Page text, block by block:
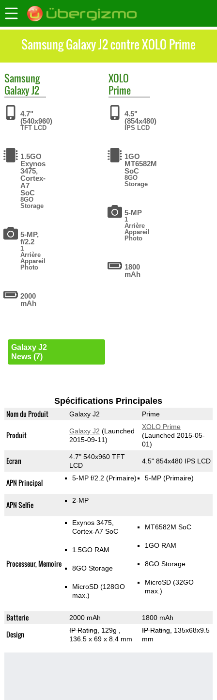
Samsung Galaxy J2 contre XOLO Prime
Samsung
Galaxy J2
4.7"
(540x960)
TFT LCD
1.5GO
Exynos
3475,
Cortex-
A7
SoC
8GO
Storage
5-MP,
f/2.2
1
Arrière
Appareil
Photo
2000
mAh
Galaxy J2
News (7)
XOLO
Prime
4.5"
(854x480)
IPS LCD
1GO
MT6582M
SoC
8GO
Storage
5-MP
1
Arrière
Appareil
Photo
1800
mAh
Spécifications Principales
Nom du Produit Galaxy J2 Prime
Produit Galaxy J2 (Launched
2015-09-11)
XOLO Prime
(Launched 2015-05-
01)
Ecran
4.7" 540x960 TFT
LCD
4.5" 854x480 IPS LCD
APN Principal 5-MP f/2.2 (Primaire) 5-MP (Primaire)
APN Selfie 2-MP
Processeur, Memoire
Exynos 3475,
Cortex-A7 SoC
1.5GO RAM
8GO Storage
MicroSD (128GO
max.)
MT6582M SoC
1GO RAM
8GO Storage
MicroSD (32GO
max.)
Batterie 2000 mAh 1800 mAh
Design IP Rating, 129g
136.5 x 69 x 8.4 mm
IP Rating, 135x68x9.5
mm